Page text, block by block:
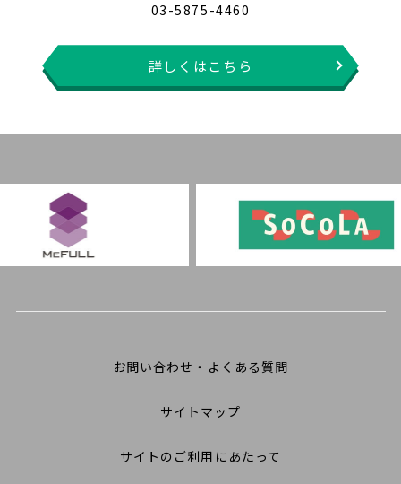
03-5875-4460
詳しくはこちら
お問い合わせ・よくある質問
サイトマップ
サイトのご利用にあたって